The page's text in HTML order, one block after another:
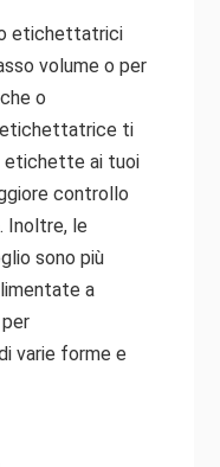
etichettatrici
volume o per
o
etichettatrice ti
etichette ai tuoi
controllo
Inoltre, le
sono più
a
varie forme e